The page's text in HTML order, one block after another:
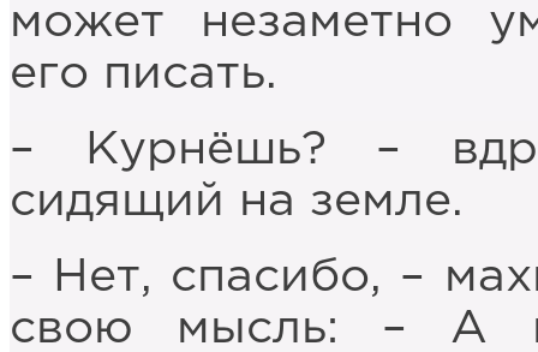
может незаметно
его писать.
– Курнёшь? –
сидящий на земле.
– Нет, спасибо, –
свою мысль: – А